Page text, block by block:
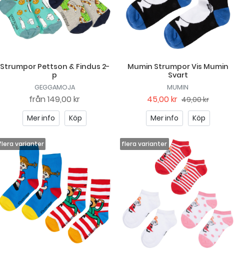
Strumpor Pettson & Findus 2-
p
GEGGAMOJA
från149,00 kr
Mer info Köp
Mumin Strumpor Vis Mumin
Svart
MUMIN
45,00 kr 49,00 kr
Mer info
Köp